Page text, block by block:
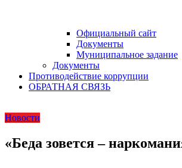
Официальный сайт
Документы
Муниципальное задание
Документы
Противодействие коррупции
ОБРАТНАЯ СВЯЗЬ
Новости
«Беда зовется –